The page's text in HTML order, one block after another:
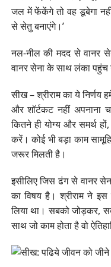
जल में फेंकेंगे तो वह डूबेगा
से सेतु बनाएंगे।’
नल-नील की मदद से वानर
वानर सेना के साथ लंका पहुंच
सीख – श्रीराम का ये निर्णय
और शॉर्टकट नहीं अपनाना
कितने ही योग्य और समर्थ
करें। कोई भी बड़ा काम
जरूर मिलती है।
इसीलिए जिस ढंग से वानर
का विषय है। श्रीराम ने
लिया था। सबको जोड़कर,
साथ जो काम होता है वो